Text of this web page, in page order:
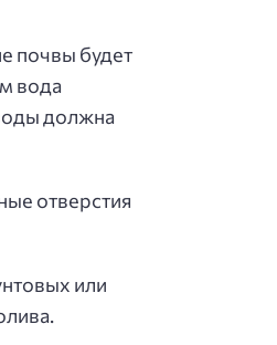
почвы будет
вода
должна
отверстия
или